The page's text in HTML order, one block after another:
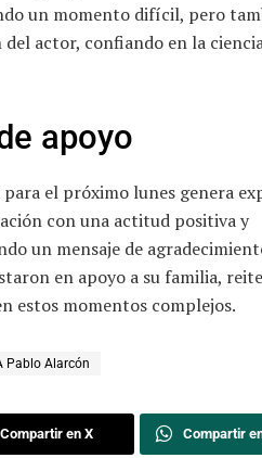
un momento difícil, pero
actor, confiando en la
apoyo
el próximo lunes genera
con una actitud positiva y
un mensaje de
en apoyo a su familia,
estos momentos complejos.
Pablo Alarcón
Compartir en X Compartir